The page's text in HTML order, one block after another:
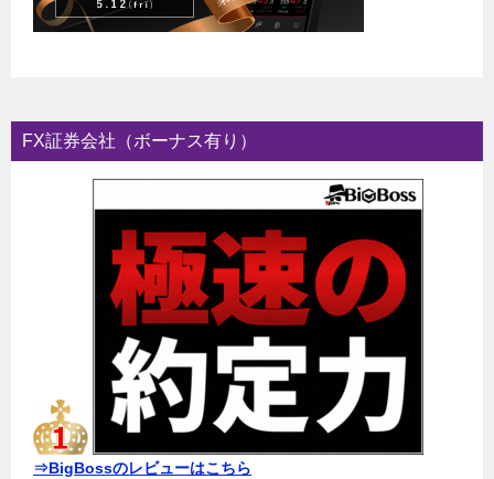
FX証券会社（ボーナス有り）
⇒BigBossのレビューはこちら